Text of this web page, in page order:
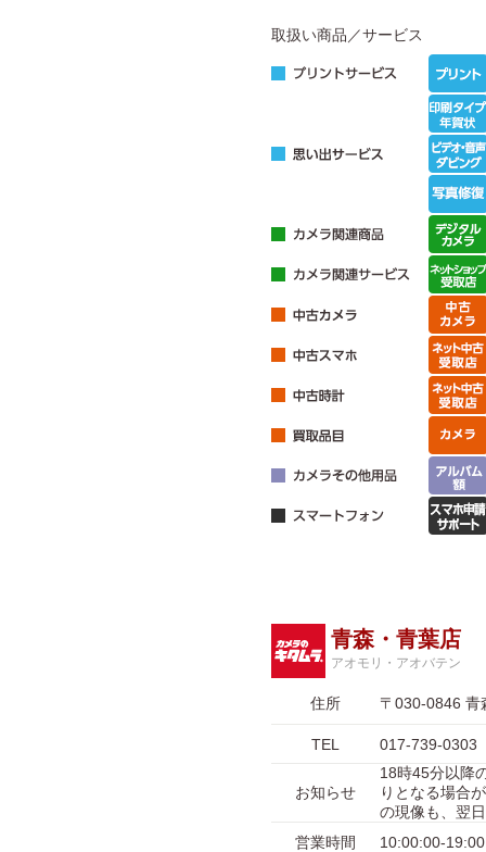
取扱い商品／サービス
青森・青葉店
アオモリ・アオバテン
住所 〒030-0846 青
TEL 017-739-0303
お知らせ
18時45分以降
りとなる場合
の現像も、翌
営業時間
10:00:00-